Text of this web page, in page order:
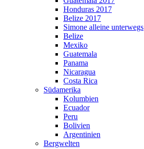
Honduras 2017
Belize 2017
Simone alleine unterwegs
Belize
Mexiko
Guatemala
Panama
Nicaragua
Costa Rica
Südamerika
Kolumbien
Ecuador
Peru
Bolivien
Argentinien
Bergwelten